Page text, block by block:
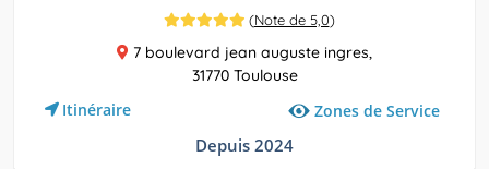
(Note de 5,0)
7 boulevard jean auguste ingres,
31770 Toulouse
Itinéraire Zones de Service
Depuis 2024